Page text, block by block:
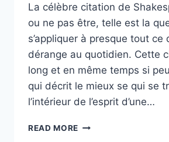
La célèbre citation de
ou ne pas être, telle est la
s’appliquer à presque tout ce
dérange au quotidien. Cette
long et en même temps si
qui décrit le mieux se qui se
l’intérieur de l’esprit d’une…
READ MORE DOIS-